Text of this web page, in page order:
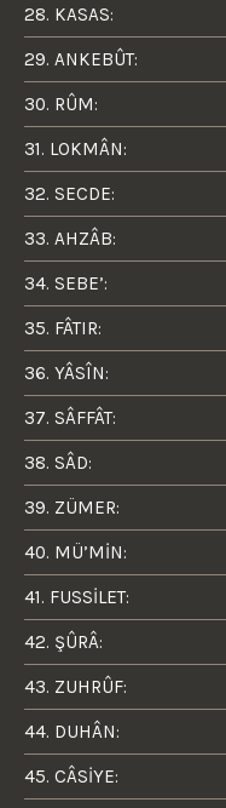
28. KASAS:
29. ANKEBÛT:
30. RÛM:
31. LOKMÂN:
32. SECDE:
33. AHZÂB:
34. SEBE’:
35. FÂTIR:
36. YÂSÎN:
37. SÂFFÂT:
38. SÂD:
39. ZÜMER:
40. MÜ’MİN:
41. FUSSİLET:
42. ŞÛRÂ:
43. ZUHRÛF:
44. DUHÂN:
45. CÂSİYE: